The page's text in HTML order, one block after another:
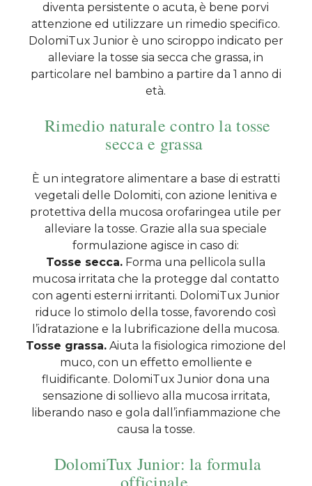
diventa persistente o acuta, è bene porvi
attenzione ed utilizzare un rimedio specifico.
DolomiTux Junior è uno sciroppo indicato per
alleviare la tosse sia secca che grassa, in
particolare nel bambino a partire da 1 anno di
età.
Rimedio naturale contro la tosse
secca e grassa
È un integratore alimentare a base di estratti
vegetali delle Dolomiti, con azione lenitiva e
protettiva della mucosa orofaringea utile per
alleviare la tosse. Grazie alla sua speciale
formulazione agisce in caso di:
Tosse secca. Forma una pellicola sulla
mucosa irritata che la protegge dal contatto
con agenti esterni irritanti. DolomiTux Junior
riduce lo stimolo della tosse, favorendo così
l’idratazione e la lubrificazione della mucosa.
Tosse grassa.Aiuta la fisiologica rimozione del
muco, con un effetto emolliente e
fluidificante. DolomiTux Junior dona una
sensazione di sollievo alla mucosa irritata,
liberando naso e gola dall’infiammazione che
causa la tosse.
DolomiTux Junior: la formula